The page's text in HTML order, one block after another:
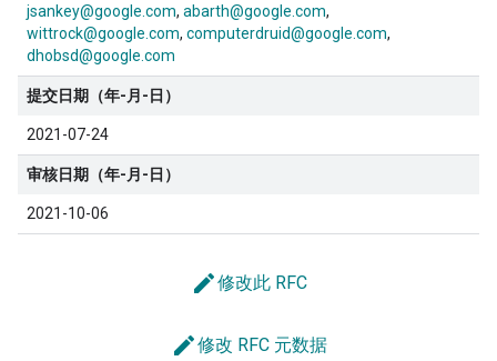
jsankey@google.com abarth@google.com
wittrock@google.com computerdruid@google.com
dhobsd@google.com
提交日期（年-月-日）
2021-07-24
审核日期（年-月-日）
2021-10-06
edit修改此 RFC
edit修改 RFC 元数据